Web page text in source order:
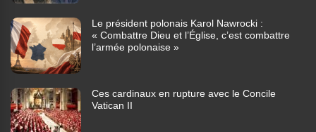
Le président polonais Karol Nawrocki :
« Combattre Dieu et l’Église, c’est combattre
l’armée polonaise »
Ces cardinaux en rupture avec le Concile
Vatican II